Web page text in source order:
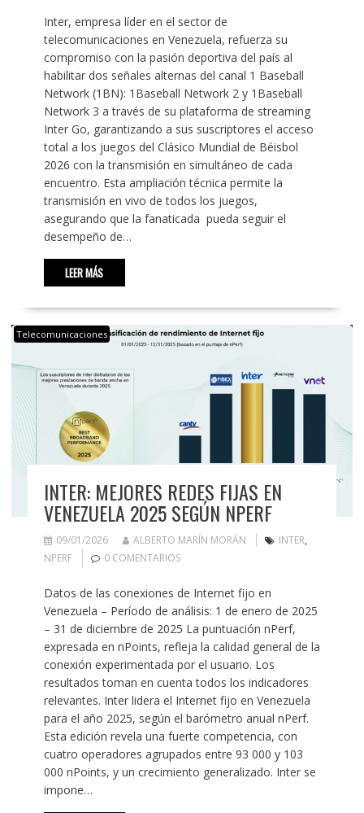
Inter, empresa líder en el sector de
telecomunicaciones en Venezuela, refuerza su
compromiso con la pasión deportiva del país al
habilitar dos señales alternas del canal 1 Baseball
Network (1BN): 1Baseball Network 2 y 1Baseball
Network 3 a través de su plataforma de streaming
Inter Go, garantizando a sus suscriptores el acceso
total a los juegos del Clásico Mundial de Béisbol
2026 con la transmisión en simultáneo de cada
encuentro. Esta ampliación técnica permite la
transmisión en vivo de todos los juegos,
asegurando que la fanaticada pueda seguir el
desempeño de…
LEER MÁS
Telecomunicaciones
INTER: MEJORES REDES FIJAS EN
VENEZUELA 2025 SEGÚN NPERF
09/01/2026 ALBERTO MARÍN MORÁN INTER,
NPERF
0 COMENTARIOS
Datos de las conexiones de Internet fijo en
Venezuela – Período de análisis: 1 de enero de 2025
– 31 de diciembre de 2025 La puntuación nPerf,
expresada en nPoints, refleja la calidad general de la
conexión experimentada por el usuario. Los
resultados toman en cuenta todos los indicadores
relevantes. Inter lidera el Internet fijo en Venezuela
para el año 2025, según el barómetro anual nPerf.
Esta edición revela una fuerte competencia, con
cuatro operadores agrupados entre 93 000 y 103
000 nPoints, y un crecimiento generalizado. Inter se
impone…